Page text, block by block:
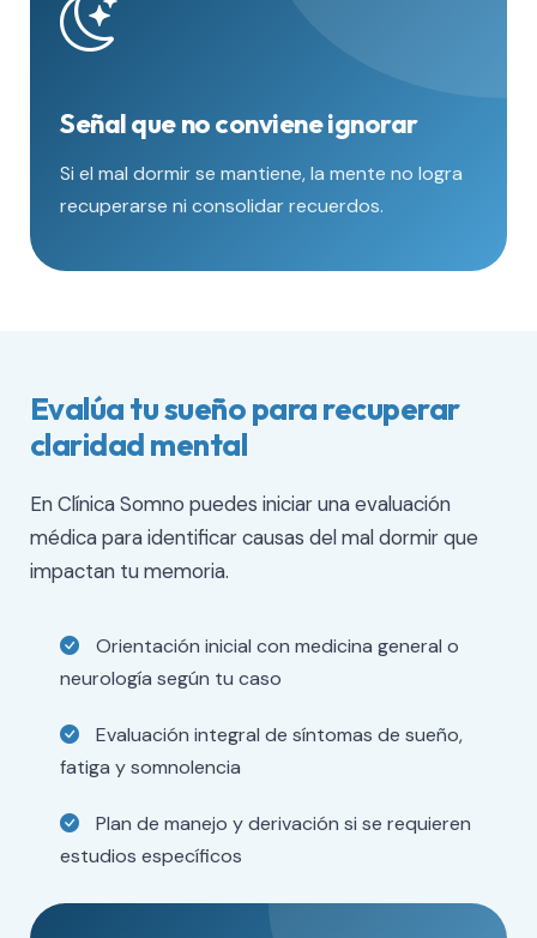
Señal que no conviene ignorar
Si el mal dormir se mantiene, la mente no logra
recuperarse ni consolidar recuerdos.
Evalúa tu sueño para recuperar
claridad mental
En Clínica Somno puedes iniciar una evaluación
médica para identificar causas del mal dormir que
impactan tu memoria.
Orientación inicial con medicina general o
neurología según tu caso
Evaluación integral de síntomas de sueño,
fatiga y somnolencia
Plan de manejo y derivación si se requieren
estudios específicos